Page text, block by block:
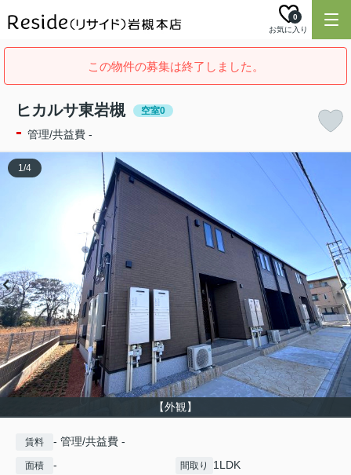
お気に入り
0
この物件の募集は終了しました。
ヒカルサ東岩槻 空室0
- 管理/共益費 -
【外観】
1/4
賃料 - 管理/共益費 -
面積 - 間取り 1LDK